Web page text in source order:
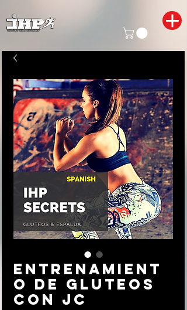
Entrenamient
o de GLUTEOS
con JC